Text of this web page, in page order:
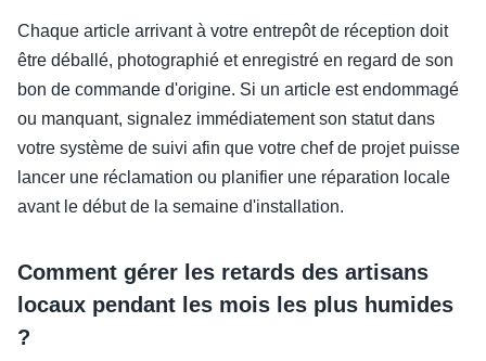
Chaque article arrivant à votre entrepôt de réception doit
être déballé, photographié et enregistré en regard de son
bon de commande d'origine. Si un article est endommagé
ou manquant, signalez immédiatement son statut dans
votre système de suivi afin que votre chef de projet puisse
lancer une réclamation ou planifier une réparation locale
avant le début de la semaine d'installation.
Comment gérer les retards des artisans
locaux pendant les mois les plus humides
?